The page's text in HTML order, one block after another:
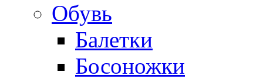
Обувь
Балетки
Босоножки